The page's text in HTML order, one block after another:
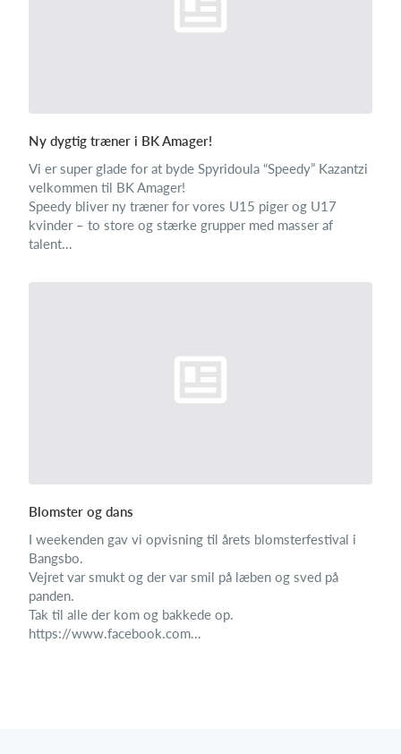
Ny dygtig træner i BK Amager!
Vi er super glade for at byde Spyridoula “Speedy” Kazantzi
velkommen til BK Amager!
Speedy bliver ny træner for vores U15 piger og U17
kvinder – to store og stærke grupper med masser af
talent...
Blomster og dans
I weekenden gav vi opvisning til årets blomsterfestival i
Bangsbo.
Vejret var smukt og der var smil på læben og sved på
panden.
Tak til alle der kom og bakkede op.
https://www.facebook.com...